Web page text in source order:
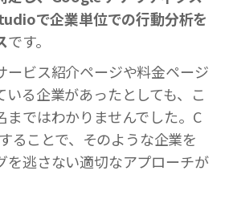
で企業単位での行動分析を
です。
ービス紹介ページや料金ページ
いる企業があったとしても、こ
まではわかりませんでした。C
ることで、そのような企業を
を逃さない適切なアプローチが